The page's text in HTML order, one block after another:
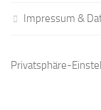
Impressum &
Privatsphäre-